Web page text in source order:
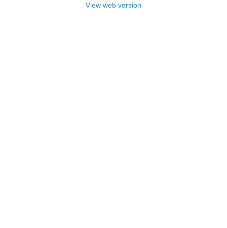
View web version